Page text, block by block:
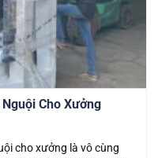
Cho Xưởng
cho xưởng là vô cùng